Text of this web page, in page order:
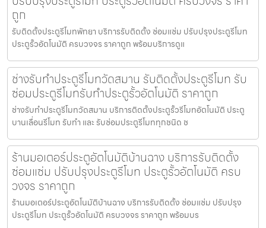
ถูก
รับติดตั้งประตูรีโมทพัทยา บริการรับติดตั้ง ซ่อมแซ่ม ปรับปรุงประตูรีโมท
ประตูรั้วอัตโนมัติ ครบวงจร ราคาถูก พร้อมบริการดูแ
ช่างรับทำประตูรีโมทวัดสมาน รับติดตั้งประตูรีโมท รับ
ซ่อมประตูรีโมทรับทำประตูรั้วอัตโนมัติ ราคาถูก
ช่างรับทำประตูรีโมทวัดสมาน บริการติดตั้งประตูรั้วรีโมทอัตโนมัติ ประตู
บานเลื่อนรีโมท รับทำ และ รับซ่อมประตูรีโมททุกชนิด ช
ร้านมอเตอร์ประตูอัตโนมัติบ้านฉาง บริการรับติดตั้ง
ซ่อมแซ่ม ปรับปรุงประตูรีโมท ประตูรั้วอัตโนมัติ ครบ
วงจร ราคาถูก
ร้านมอเตอร์ประตูอัตโนมัติบ้านฉาง บริการรับติดตั้ง ซ่อมแซ่ม ปรับปรุง
ประตูรีโมท ประตูรั้วอัตโนมัติ ครบวงจร ราคาถูก พร้อมบร